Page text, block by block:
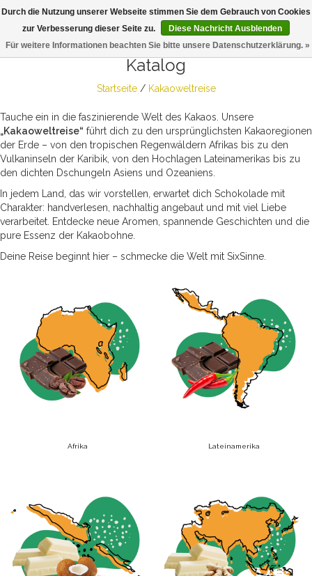
Katalog
Startseite/ Kakaoweltreise
Tauche ein in die faszinierende Welt des Kakaos. Unsere
„Kakaoweltreise“ führt dich zu den ursprünglichsten Kakaoregionen
der Erde – von den tropischen Regenwäldern Afrikas bis zu den
Vulkaninseln der Karibik, von den Hochlagen Lateinamerikas bis zu
den dichten Dschungeln Asiens und Ozeaniens.
In jedem Land, das wir vorstellen, erwartet dich Schokolade mit
Charakter: handverlesen, nachhaltig angebaut und mit viel Liebe
verarbeitet. Entdecke neue Aromen, spannende Geschichten und die
pure Essenz der Kakaobohne.
Deine Reise beginnt hier – schmecke die Welt mit SixSinne.
Afrika Lateinamerika
Durch die Nutzung unserer Webseite stimmen Sie dem Gebrauch von Cookies
zur Verbesserung dieser Seite zu.
Diese Nachricht Ausblenden
Für weitere Informationen beachten Sie bitte unsere Datenschutzerklärung. »